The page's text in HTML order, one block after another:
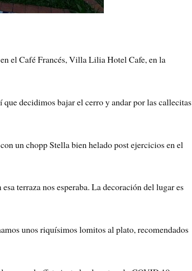
el Café Francés, Villa Lilia Hotel Cafe, en la
decidimos bajar el cerro y andar por las callecitas
un chopp Stella bien helado post ejercicios en el
terraza nos esperaba. La decoración del lugar es
unos riquísimos lomitos al plato, recomendados